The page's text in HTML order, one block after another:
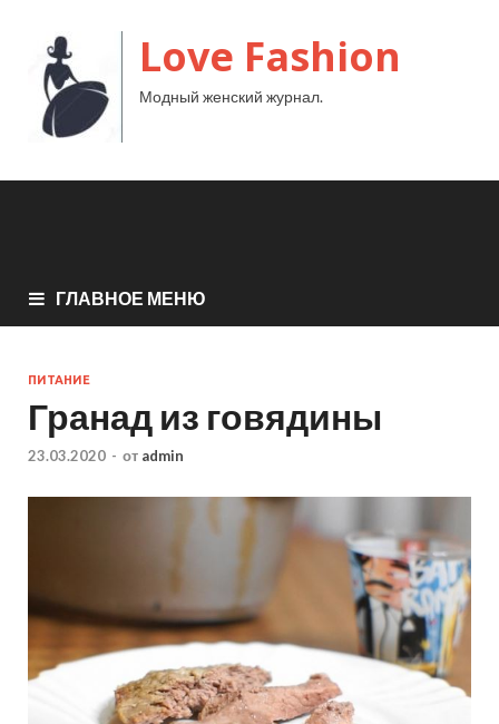
Love Fashion
Модный женский журнал.
ГЛАВНОЕ МЕНЮ
ПИТАНИЕ
Гранад из говядины
23.03.2020 - от admin